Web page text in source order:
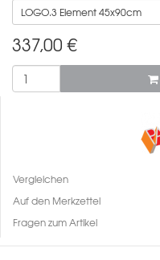
LOGO.3 Element 45x90cm
337,00 €
Vergleichen
Auf den Merkzettel
Fragen zum Artikel